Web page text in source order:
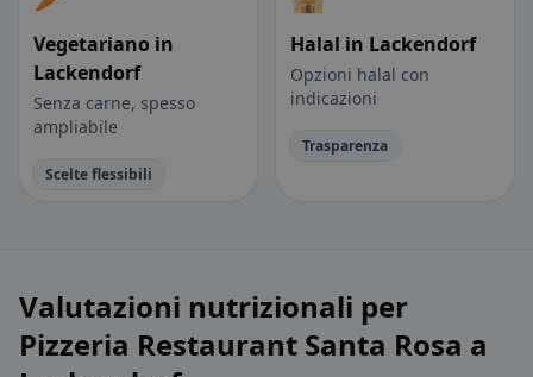
Vegetariano in
Lackendorf
Senza carne, spesso
ampliabile
Scelte flessibili
Halal in Lackendorf
Opzioni halal con
indicazioni
Trasparenza
Valutazioni nutrizionali per
Pizzeria Restaurant Santa Rosa a